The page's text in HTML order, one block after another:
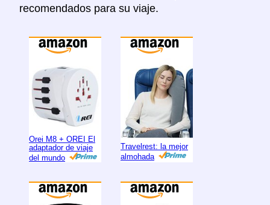
recomendados para su viaje.
Orei M8 + OREI El
adaptador de viaje
del mundo
Travelrest: la mejor
almohada